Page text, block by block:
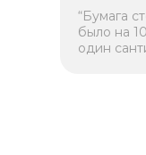
“Бумага
было на
один